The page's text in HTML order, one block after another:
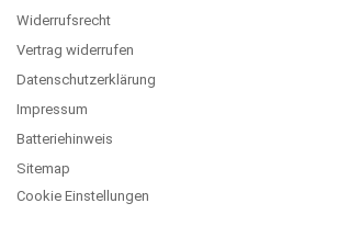
Widerrufsrecht
Vertrag widerrufen
Datenschutzerklärung
Impressum
Batteriehinweis
Sitemap
Cookie Einstellungen